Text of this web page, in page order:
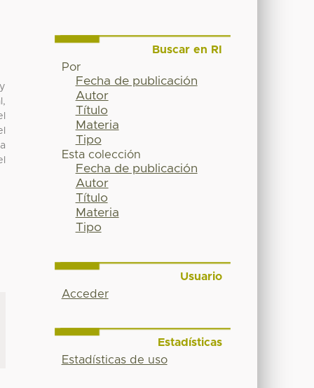
Buscar en RI
Por
Fecha de publicación
Autor
Título
Materia
Tipo
Esta colección
Fecha de publicación
Autor
Título
Materia
Tipo
Usuario
Acceder
Estadísticas
Estadísticas de uso